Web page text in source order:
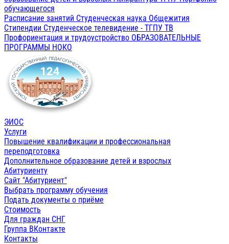
обучающегося
Расписание занятий Студенческая наука Общежития
Стипендии Студенческое телевидение - ТГПУ ТВ
Профориентация и трудоустройство ОБРАЗОВАТЕЛЬНЫЕ
ПРОГРАММЫ НОКО
ЭИОС
Услуги
Повышение квалификации и профессиональная
переподготовка
Дополнительное образование детей и взрослых
Абитуриенту
Сайт "Абитуриент"
Выбрать программу обучения
Подать документы о приёме
Стоимость
Для граждан СНГ
Группа ВКонтакте
Контакты